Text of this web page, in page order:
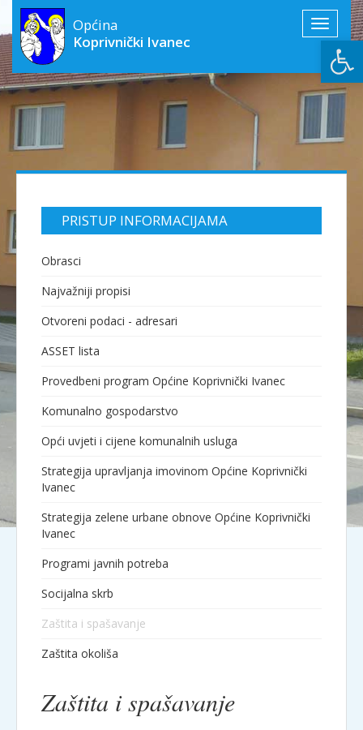
Toggle
Općina
Koprivnički Ivanec
PRISTUP INFORMACIJAMA
Obrasci
Najvažniji propisi
Otvoreni podaci - adresari
ASSET lista
Provedbeni program Općine Koprivnički Ivanec
Komunalno gospodarstvo
Opći uvjeti i cijene komunalnih usluga
Strategija upravljanja imovinom Općine Koprivnički
Ivanec
Strategija zelene urbane obnove Općine Koprivnički
Ivanec
Programi javnih potreba
Socijalna skrb
Zaštita i spašavanje
Zaštita okoliša
Zaštita i spašavanje